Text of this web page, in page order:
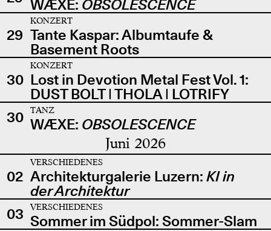
WÆXE: OBSOLESCENCE
29
KONZERT
Tante Kaspar: Albumtaufe &
Basement Roots
30
KONZERT
Lost in Devotion Metal Fest Vol. 1:
DUST BOLT | THOLA | LOTRIFY
30
TANZ
WÆXE: OBSOLESCENCE
Juni 2026
02
VERSCHIEDENES
Architekturgalerie Luzern: KI in
der Architektur
03
VERSCHIEDENES
Sommer im Südpol: Sommer-Slam